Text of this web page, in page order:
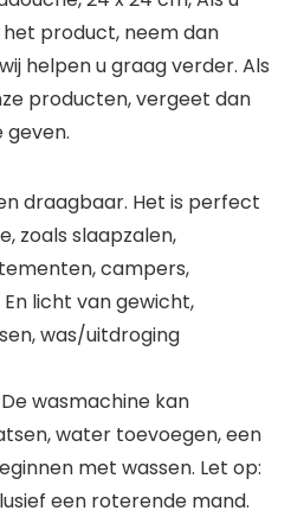
product, neem dan
helpen u graag verder. Als
producten, vergeet dan
draagbaar. Het is perfect
zoals slaapzalen,
campers,
licht van gewicht,
was/uitdroging
wasmachine kan
water toevoegen, een
met wassen. Let op:
een roterende mand.